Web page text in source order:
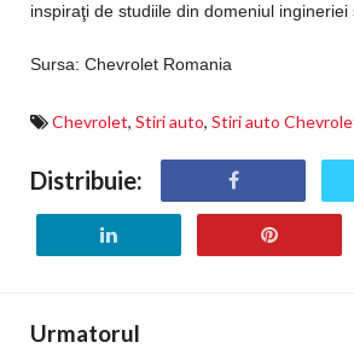
inspiraţi de studiile din domeniul ingineriei
Sursa: Chevrolet Romania
Chevrolet, Stiri auto, Stiri auto
Distribuie:
Urmatorul